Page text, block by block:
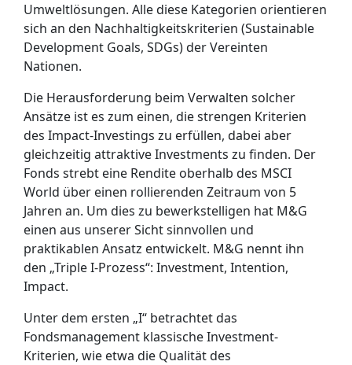
Umweltlösungen. Alle diese Kategorien orientieren
sich an den Nachhaltigkeitskriterien (Sustainable
Development Goals, SDGs) der Vereinten
Nationen.
Die Herausforderung beim Verwalten solcher
Ansätze ist es zum einen, die strengen Kriterien
des Impact-Investings zu erfüllen, dabei aber
gleichzeitig attraktive Investments zu finden. Der
Fonds strebt eine Rendite oberhalb des MSCI
World über einen rollierenden Zeitraum von 5
Jahren an. Um dies zu bewerkstelligen hat M&G
einen aus unserer Sicht sinnvollen und
praktikablen Ansatz entwickelt. M&G nennt ihn
den „Triple I-Prozess“: Investment, Intention,
Impact.
Unter dem ersten „I“ betrachtet das
Fondsmanagement klassische Investment-
Kriterien, wie etwa die Qualität des